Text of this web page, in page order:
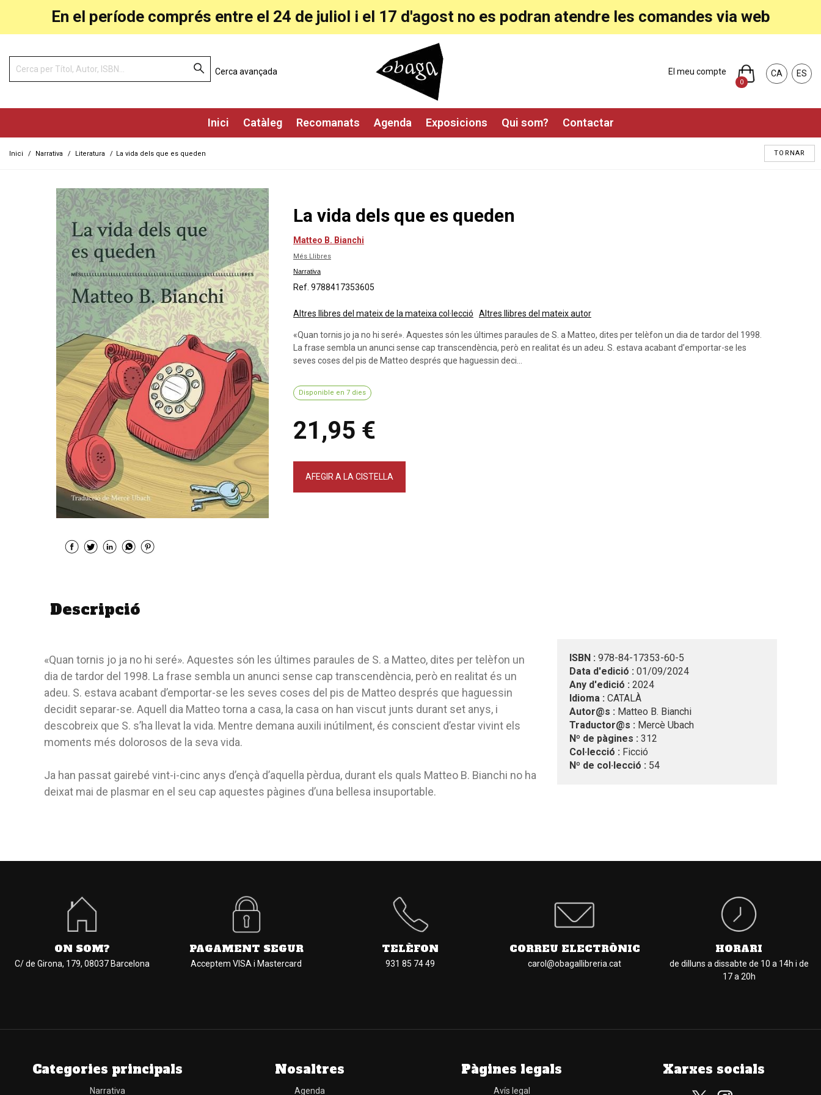
En el període comprés entre el 24 de juliol i el 17 d'agost no es podran atendre les comandes via web
CA ES
El meu compte
0
Inici Catàleg Recomanats Agenda Exposicions Qui som? Contactar
Cerca avançada
Inici / Narrativa / Literatura / La vida dels que es queden TORNAR
La vida dels que es queden
Matteo B. Bianchi
Més Llibres
Narrativa
Ref. 9788417353605
Altres llibres del mateix de la mateixa col·lecció Altres llibres del mateix autor
«Quan tornis jo ja no hi seré». Aquestes són les últimes paraules de S. a Matteo, dites per telèfon un dia de tardor del 1998.
La frase sembla un anunci sense cap transcendència, però en realitat és un adeu. S. estava acabant d’emportar-se les
seves coses del pis de Matteo després que haguessin deci...
Disponible en 7 dies
21,95 €
AFEGIR A LA CISTELLA
Descripció
ISBN : 978-84-17353-60-5
Data d'edició : 01/09/2024
Any d'edició : 2024
Idioma : CATALÀ
Autor@s : Matteo B. Bianchi
Traductor@s : Mercè Ubach
Nº de pàgines : 312
Col·lecció : Ficció
Nº de col·lecció : 54
«Quan tornis jo ja no hi seré». Aquestes són les últimes paraules de S. a Matteo, dites per telèfon un
dia de tardor del 1998. La frase sembla un anunci sense cap transcendència, però en realitat és un
adeu. S. estava acabant d’emportar-se les seves coses del pis de Matteo després que haguessin
decidit separar-se. Aquell dia Matteo torna a casa, la casa on han viscut junts durant set anys, i
descobreix que S. s’ha llevat la vida. Mentre demana auxili inútilment, és conscient d’estar vivint els
moments més dolorosos de la seva vida.
Ja han passat gairebé vint-i-cinc anys d’ençà d’aquella pèrdua, durant els quals Matteo B. Bianchi no ha
deixat mai de plasmar en el seu cap aquestes pàgines d’una bellesa insuportable.
ON SOM?
C/ de Girona, 179, 08037 Barcelona
PAGAMENT SEGUR
Acceptem VISA i Mastercard
TELÈFON
931 85 74 49
CORREU ELECTRÒNIC
carol@obagallibreria.cat
HORARI
de dilluns a dissabte de 10 a 14h i de
17 a 20h
Categories principals
Narrativa
Nosaltres
Agenda
Pàgines legals
Avís legal
Xarxes socials